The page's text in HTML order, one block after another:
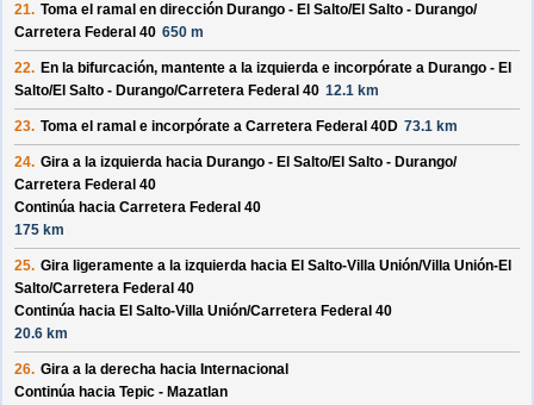
21. Toma el ramal en dirección Durango - El Salto/El Salto - Durango/
Carretera Federal 40 650 m
22. En la bifurcación, mantente a la izquierda e incorpórate a Durango - El
Salto/El Salto - Durango/Carretera Federal 40 12.1 km
23. Toma el ramal e incorpórate a Carretera Federal 40D 73.1 km
24. Gira a la izquierda hacia Durango - El Salto/El Salto - Durango/
Carretera Federal 40
Continúa hacia Carretera Federal 40
175 km
25. Gira ligeramente a la izquierda hacia El Salto-Villa Unión/Villa Unión-El
Salto/Carretera Federal 40
Continúa hacia El Salto-Villa Unión/Carretera Federal 40
20.6 km
26. Gira a la derecha hacia Internacional
Continúa hacia Tepic - Mazatlan